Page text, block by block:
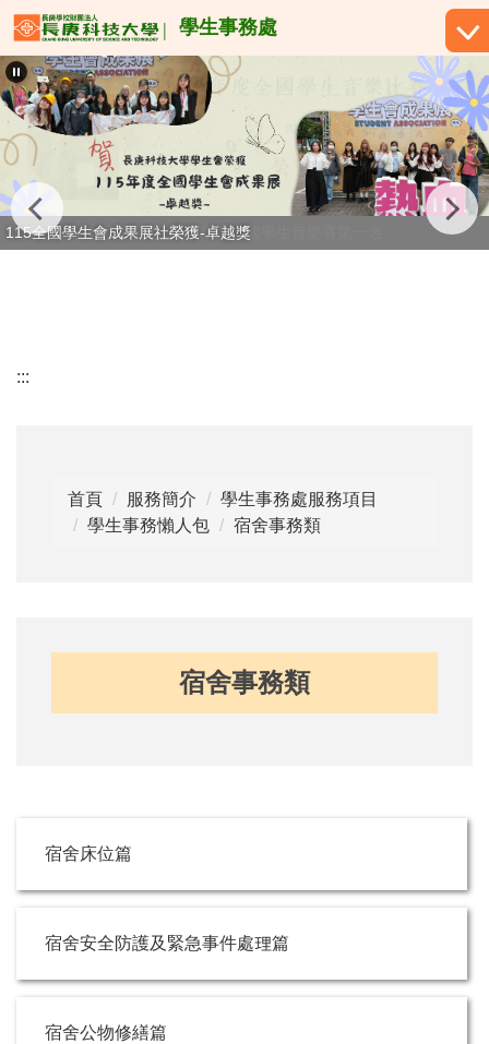
跳
到
主
要
內
容
學生事務處
115全國學生會成果展社榮獲-卓越獎
:::
首頁 服務簡介
學生事務處服務項目
學生事務懶人包
宿舍事務類
宿舍事務類
宿舍床位篇
宿舍安全防護及緊急事件處理篇
宿舍公物修繕篇